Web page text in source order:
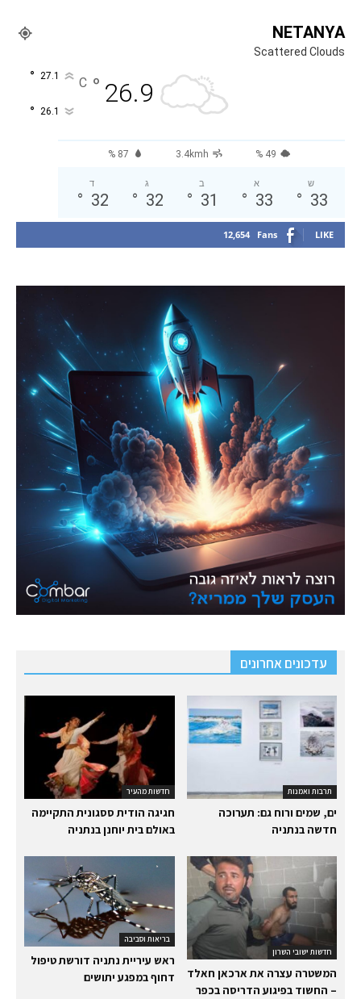
NETANYA
Scattered Clouds
26.9
°
C
27.1
°
26.1
°
87 % 3.4kmh 49 %
ש
33
°
א
33
°
ב
31
°
ג
32
°
ד
32
°
12,654 Fans LIKE
עדכונים אחרונים
חדשות מהעיר
חגיגה הודית ססגונית התקיימה
באולם בית יוחנן בנתניה
תרבות ואמנות
ים, שמים ורוח גם: תערוכה
חדשה בנתניה
בריאות וסביבה
ראש עיריית נתניה דורשת טיפול
דחוף במפגע יתושים
חדשות ישובי השרון
המשטרה עצרה את ארכאן חאלד
– החשוד בפיגוע הדריסה בכפר